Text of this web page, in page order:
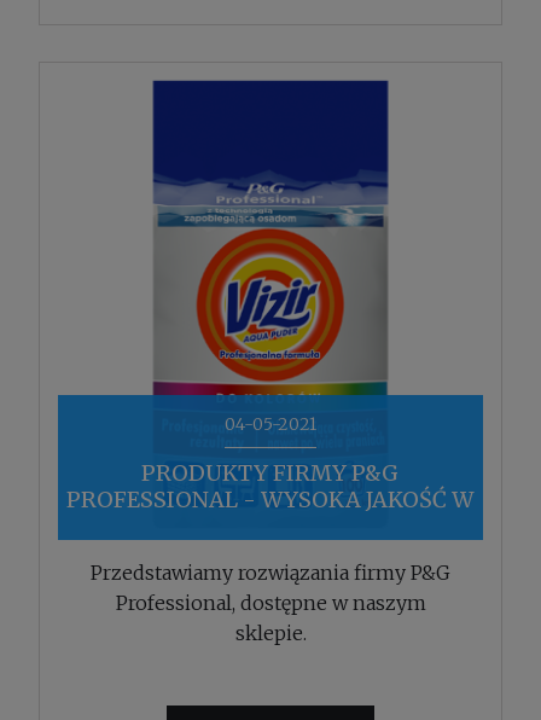
PRODUKTY FIRMY P&G
PROFESSIONAL - WYSOKA JAKOŚĆ W
04-05-2021
Przedstawiamy rozwiązania firmy P&G
Professional, dostępne w naszym
sklepie.